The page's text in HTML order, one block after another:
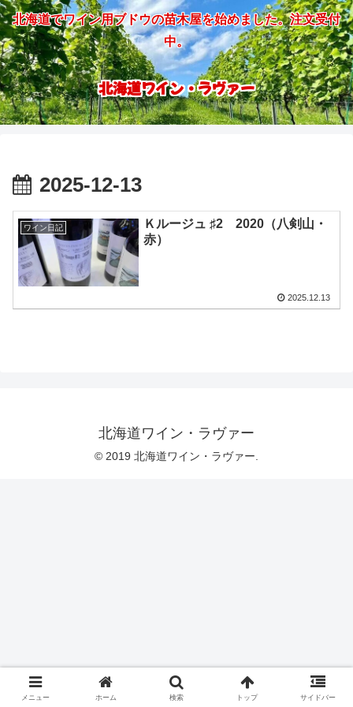
北海道でワイン用ブドウの苗木屋を始めました。注文受付
中。
北海道ワイン・ラヴァー
2025-12-13
ワイン日記
Ｋルージュ ♯2 2020（八剣山・
赤）
2025.12.13
北海道ワイン・ラヴァー
© 2019 北海道ワイン・ラヴァー.
メニュー ホーム 検索 トップ サイドバー